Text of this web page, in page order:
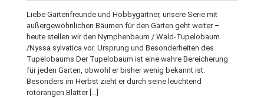
Liebe Gartenfreunde und Hobbygärtner, unsere Serie mit
außergewöhnlichen Bäumen für den Garten geht weiter –
heute stellen wir den Nymphenbaum / Wald-Tupelobaum
/Nyssa sylvatica vor. Ursprung und Besonderheiten des
Tupelobaums Der Tupelobaum ist eine wahre Bereicherung
für jeden Garten, obwohl er bisher wenig bekannt ist.
Besonders im Herbst zieht er durch seine leuchtend
rotorangen Blätter […]